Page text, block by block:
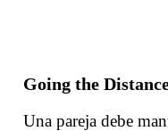
Going the
Una pareja debe